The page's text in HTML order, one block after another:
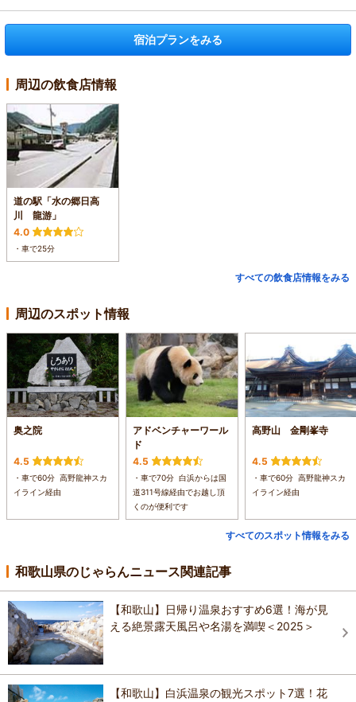
宿泊プランをみる
周辺の飲食店情報
道の駅「水の郷日高
川 龍游」
4.0
・車で25分
すべての飲食店情報をみる
周辺のスポット情報
奥之院
4.5
・車で60分 高野龍神スカ
イライン経由
アドベンチャーワール
ド
4.5
・車で70分 白浜からは国
道311号線経由でお越し頂
くのが便利です
高野山 金剛峯寺
4.5
・車で60分 高野龍神スカ
イライン経由
すべてのスポット情報をみる
和歌山県のじゃらんニュース関連記事
【和歌山】日帰り温泉おすすめ6選！海が見
える絶景露天風呂や名湯を満喫＜2025＞
【和歌山】白浜温泉の観光スポット7選！花